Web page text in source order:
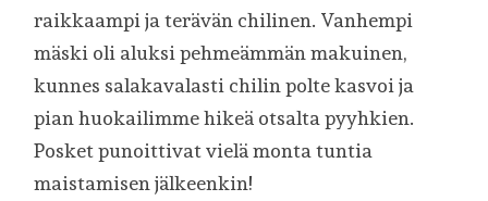
raikkaampi ja terävän chilinen. Vanhempi
mäski oli aluksi pehmeämmän makuinen,
kunnes salakavalasti chilin polte kasvoi ja
pian huokailimme hikeä otsalta pyyhkien.
Posket punoittivat vielä monta tuntia
maistamisen jälkeenkin!